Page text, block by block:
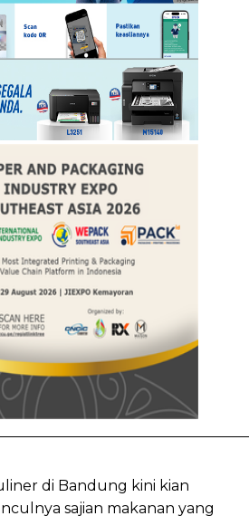
di Bandung kini kian
sajian makanan yang